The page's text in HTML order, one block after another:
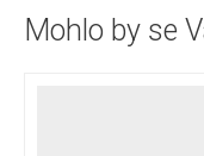
Mohlo by se